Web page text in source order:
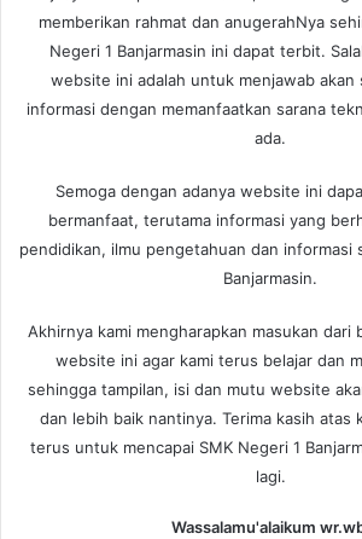
memberikan rahmat dan anugerahNya
Negeri 1 Banjarmasin ini dapat terbit.
website ini adalah untuk menjawab akan
informasi dengan memanfaatkan sarana
ada.
Semoga dengan adanya website ini
bermanfaat, terutama informasi yang
pendidikan, ilmu pengetahuan dan informasi
Banjarmasin.
Akhirnya kami mengharapkan masukan dari
website ini agar kami terus belajar dan
sehingga tampilan, isi dan mutu website
dan lebih baik nantinya. Terima kasih atas
terus untuk mencapai SMK Negeri 1
lagi.
Wassalamu'alaikum